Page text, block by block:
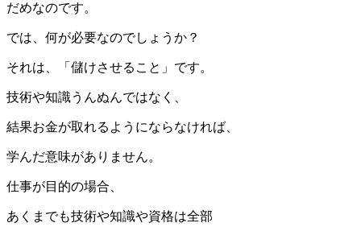
だめなのです。
では、何が必要なのでしょうか？
それは、「儲けさせること」です。
技術や知識うんぬんではなく、
結果お金が取れるようにならなければ、
学んだ意味がありません。
仕事が目的の場合、
あくまでも技術や知識や資格は全部